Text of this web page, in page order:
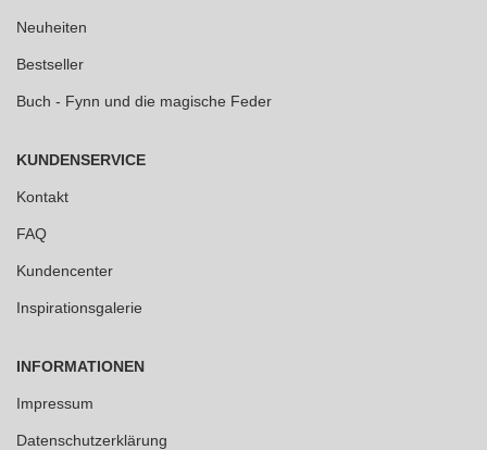
Neuheiten
Bestseller
Buch - Fynn und die magische Feder
KUNDENSERVICE
Kontakt
FAQ
Kundencenter
Inspirationsgalerie
INFORMATIONEN
Impressum
Datenschutzerklärung